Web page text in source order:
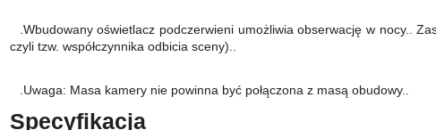
.Wbudowany oświetlacz podczerwieni umożliwia obserwację w nocy..
czyli tzw. współczynnika odbicia sceny)..
.Uwaga: Masa kamery nie powinna być połączona z masą obudowy..
Specyfikacja